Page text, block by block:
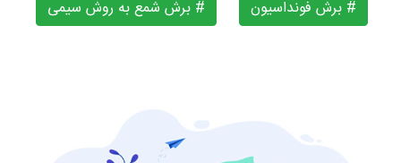
# برش فونداسیون
# برش شمع به روش سیمی